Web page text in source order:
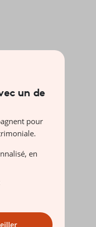
un de
pour
en